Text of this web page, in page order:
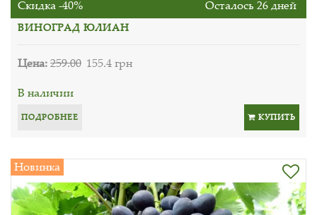
Скидка -40% Осталось 26 дней
ВИНОГРАД ЮЛИАН
Цена:259.00 155.4 грн
В наличии
ПОДРОБНЕЕ КУПИТЬ
Новинка